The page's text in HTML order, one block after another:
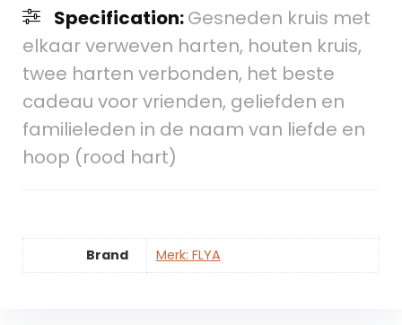
Specification:Gesneden kruis met
elkaar verweven harten, houten kruis,
twee harten verbonden, het beste
cadeau voor vrienden, geliefden en
familieleden in de naam van liefde en
hoop (rood hart)
Brand Merk: FLYA